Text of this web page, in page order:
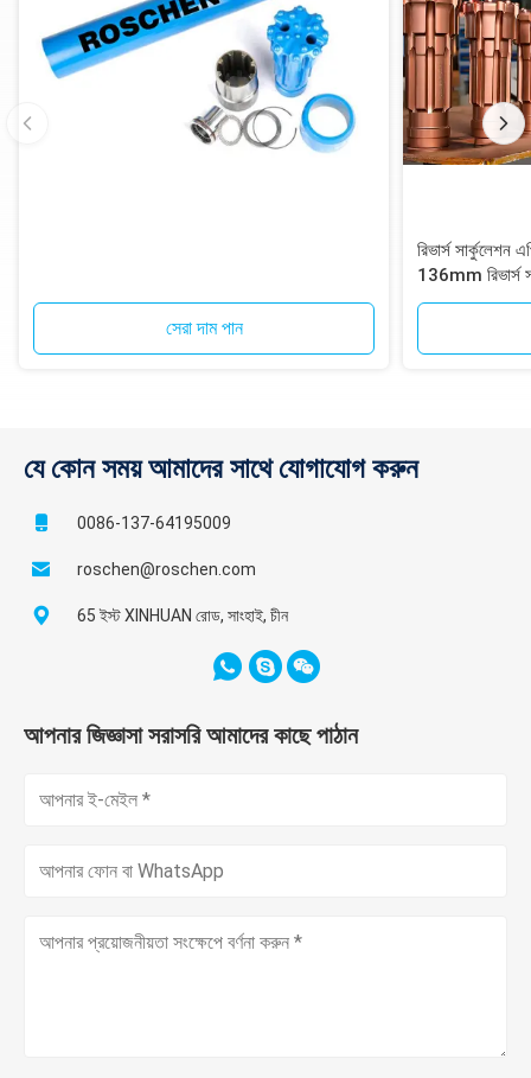
সেরা দাম পান
রিভার্স
136mm রিভার্স
যে কোন সময় আমাদের সাথে যোগাযোগ করুন
0086-137-64195009
roschen@roschen.com
65 ইস্ট XINHUAN রোড, সাংহাই, চীন
আপনার জিজ্ঞাসা সরাসরি আমাদের কাছে পাঠান